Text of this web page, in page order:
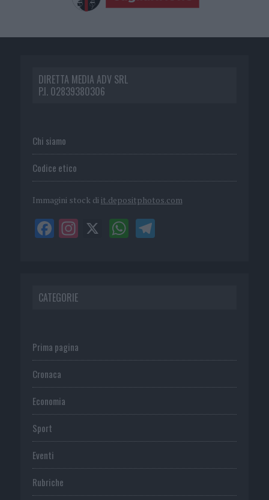
DIRETTA MEDIA ADV SRL
P.I. 02839380306
Chi siamo
Codice etico
Immagini stock di it.depositphotos.com
CATEGORIE
Prima pagina
Cronaca
Economia
Sport
Eventi
Rubriche